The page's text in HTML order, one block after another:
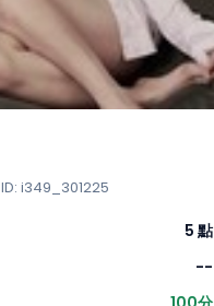
ID: i349_301225
5 點
--